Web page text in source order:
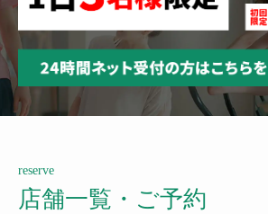
reserve
店舗一覧・ご予約